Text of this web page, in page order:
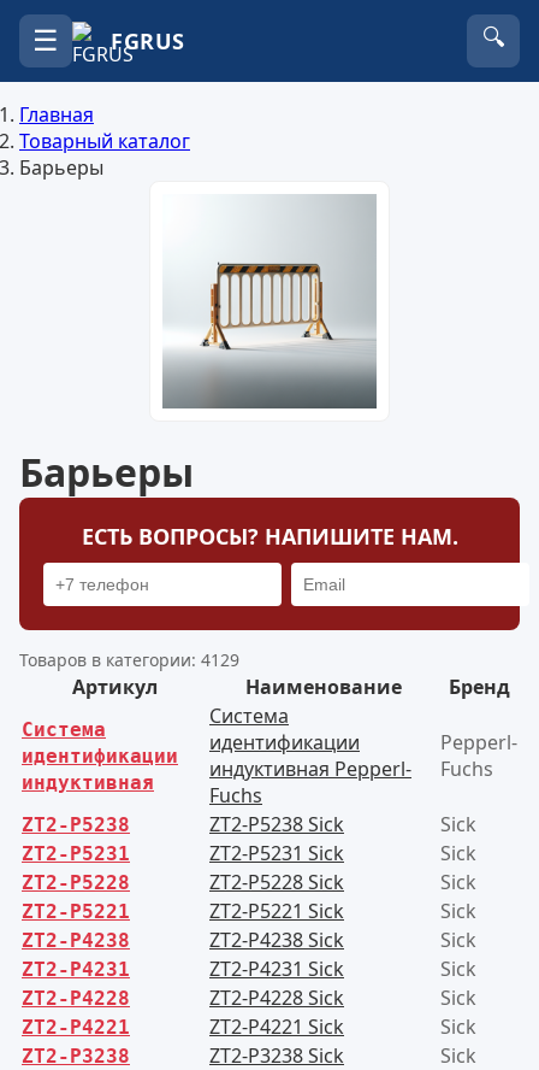
☰ FGRUS 🔍
Главная
Товарный каталог
Барьеры
Барьеры
ЕСТЬ ВОПРОСЫ? НАПИШИТЕ НАМ.
Товаров в категории: 4129
Артикул Наименование Бренд
Система
идентификации
индуктивная
Система
идентификации
индуктивная Pepperl-
Fuchs
Pepperl-
Fuchs
ZT2-P5238 ZT2-P5238 Sick Sick
ZT2-P5231 ZT2-P5231 Sick Sick
ZT2-P5228 ZT2-P5228 Sick Sick
ZT2-P5221 ZT2-P5221 Sick Sick
ZT2-P4238 ZT2-P4238 Sick Sick
ZT2-P4231 ZT2-P4231 Sick Sick
ZT2-P4228 ZT2-P4228 Sick Sick
ZT2-P4221 ZT2-P4221 Sick Sick
ZT2-P3238 ZT2-P3238 Sick Sick